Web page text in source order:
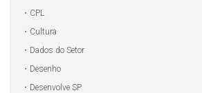
CPL
Cultura
Dados do Setor
Desenho
Desenvolve SP